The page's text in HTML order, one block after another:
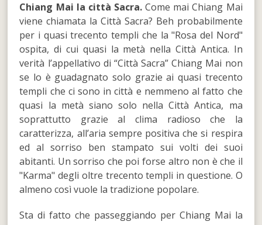
Chiang Mai la città Sacra. Come mai Chiang Mai
viene chiamata la Città Sacra? Beh probabilmente
per i quasi trecento templi che la "Rosa del Nord"
ospita, di cui quasi la metà nella Città Antica. In
verità l’appellativo di “Città Sacra” Chiang Mai non
se lo è guadagnato solo grazie ai quasi trecento
templi che ci sono in città e nemmeno al fatto che
quasi la metà siano solo nella Città Antica, ma
soprattutto grazie al clima radioso che la
caratterizza, all’aria sempre positiva che si respira
ed al sorriso ben stampato sui volti dei suoi
abitanti. Un sorriso che poi forse altro non è che il
"Karma" degli oltre trecento templi in questione. O
almeno così vuole la tradizione popolare.
Sta di fatto che passeggiando per Chiang Mai la